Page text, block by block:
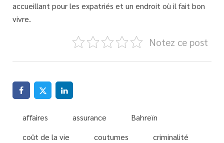
accueillant pour les expatriés et un endroit où il fait bon
vivre.
Notez ce post
affaires assurance
Bahreïn
coût de la vie
coutumes
criminalité